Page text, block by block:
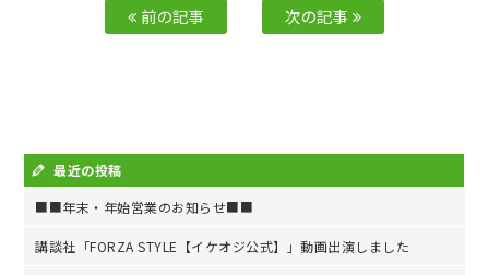
前の記事 次の記事
最近の投稿
■■年末・年始営業のお知らせ■■
講談社「FORZA STYLE【イケオジ公式】」動画出演しました